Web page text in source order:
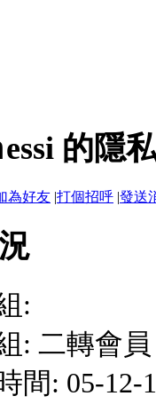
的隱
為好友 |打個招呼 |發送
:
: 二轉會員
間: 05-12-